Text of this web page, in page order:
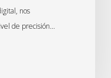
nos
de precisión…